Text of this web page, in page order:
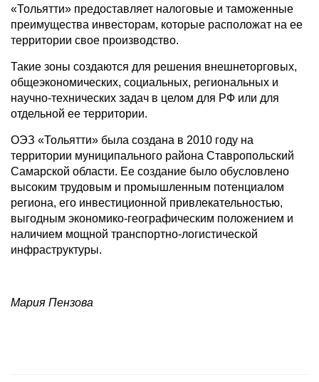
«Тольятти» предоставляет налоговые и таможенные
преимущества инвесторам, которые расположат на ее
территории свое производство.
Такие зоны создаются для решения внешнеторговых,
общеэкономических, социальных, региональных и
научно-технических задач в целом для РФ или для
отдельной ее территории.
ОЭЗ «Тольятти» была создана в 2010 году на
территории муниципального района Ставропольский
Самарской области. Ее создание было обусловлено
высоким трудовым и промышленным потенциалом
региона, его инвестиционной привлекательностью,
выгодным экономико-географическим положением и
наличием мощной транспортно-логистической
инфраструктуры.
Мария Пензова